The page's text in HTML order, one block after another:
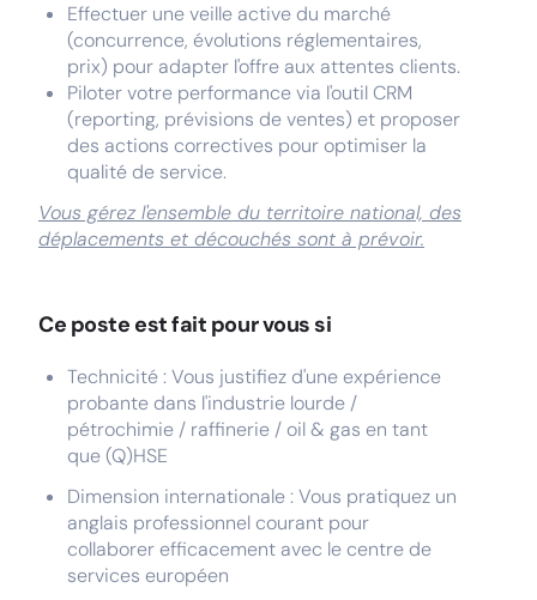
Effectuer une veille active du marché
(concurrence, évolutions réglementaires,
prix) pour adapter l'offre aux attentes clients.
Piloter votre performance via l'outil CRM
(reporting, prévisions de ventes) et proposer
des actions correctives pour optimiser la
qualité de service.
Vous gérez l'ensemble du territoire national, des
déplacements et découchés sont à prévoir.
Ce poste est fait pour vous si
Technicité : Vous justifiez d'une expérience
probante dans l'industrie lourde /
pétrochimie / raffinerie / oil & gas en tant
que (Q)HSE
Dimension internationale : Vous pratiquez un
anglais professionnel courant pour
collaborer efficacement avec le centre de
services européen